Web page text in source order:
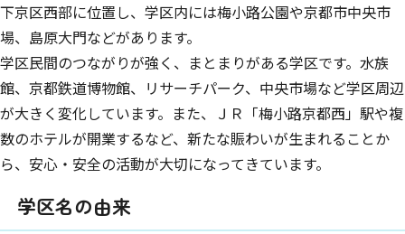
下京区西部に位置し、学区内には梅小路公園や京都市中央市
場、島原大門などがあります。
学区民間のつながりが強く、まとまりがある学区です。水族
館、京都鉄道博物館、リサーチパーク、中央市場など学区周辺
が大きく変化しています。また、ＪＲ「梅小路京都西」駅や複
数のホテルが開業するなど、新たな賑わいが生まれることか
ら、安心・安全の活動が大切になってきています。
学区名の由来